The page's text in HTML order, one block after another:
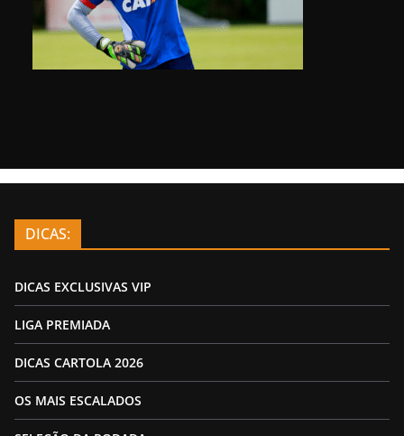
DICAS:
DICAS EXCLUSIVAS VIP
LIGA PREMIADA
DICAS CARTOLA 2026
OS MAIS ESCALADOS